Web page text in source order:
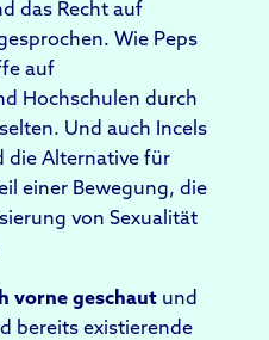
das Recht auf
Wie Peps
auf
Hochschulen durch
Und auch Incels
die Alternative für
einer Bewegung, die
von Sexualität
vorne geschaut und
bereits existierende